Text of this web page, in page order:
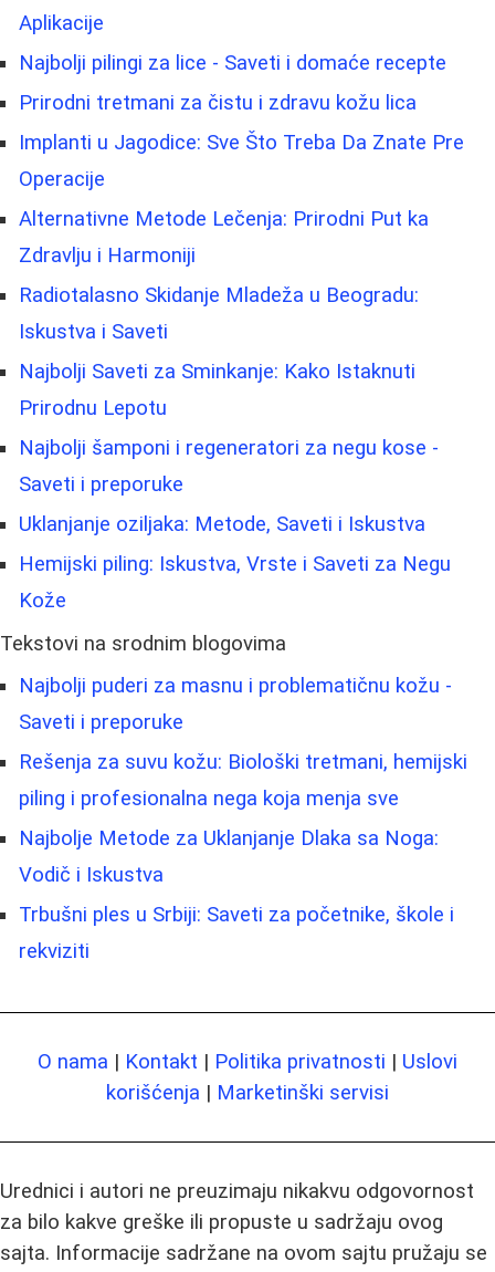
Aplikacije
Najbolji pilingi za lice - Saveti i domaće recepte
Prirodni tretmani za čistu i zdravu kožu lica
Implanti u Jagodice: Sve Što Treba Da Znate Pre
Operacije
Alternativne Metode Lečenja: Prirodni Put ka
Zdravlju i Harmoniji
Radiotalasno Skidanje Mladeža u Beogradu:
Iskustva i Saveti
Najbolji Saveti za Sminkanje: Kako Istaknuti
Prirodnu Lepotu
Najbolji šamponi i regeneratori za negu kose -
Saveti i preporuke
Uklanjanje oziljaka: Metode, Saveti i Iskustva
Hemijski piling: Iskustva, Vrste i Saveti za Negu
Kože
Tekstovi na srodnim blogovima
Najbolji puderi za masnu i problematičnu kožu -
Saveti i preporuke
Rešenja za suvu kožu: Biološki tretmani, hemijski
piling i profesionalna nega koja menja sve
Najbolje Metode za Uklanjanje Dlaka sa Noga:
Vodič i Iskustva
Trbušni ples u Srbiji: Saveti za početnike, škole i
rekviziti
O nama | Kontakt | Politika privatnosti | Uslovi
korišćenja | Marketinški servisi
Urednici i autori ne preuzimaju nikakvu odgovornost
za bilo kakve greške ili propuste u sadržaju ovog
sajta. Informacije sadržane na ovom sajtu pružaju se